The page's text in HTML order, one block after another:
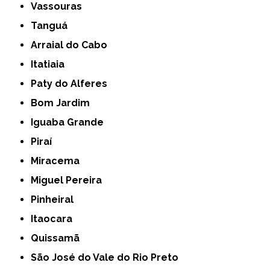
Vassouras
Tanguá
Arraial do Cabo
Itatiaia
Paty do Alferes
Bom Jardim
Iguaba Grande
Piraí
Miracema
Miguel Pereira
Pinheiral
Itaocara
Quissamã
São José do Vale do Rio Preto